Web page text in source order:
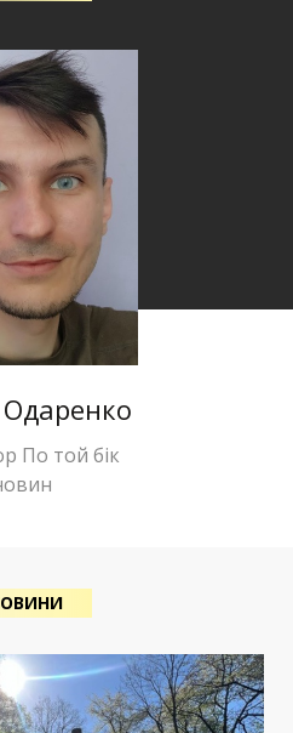
Одаренко
По той бік